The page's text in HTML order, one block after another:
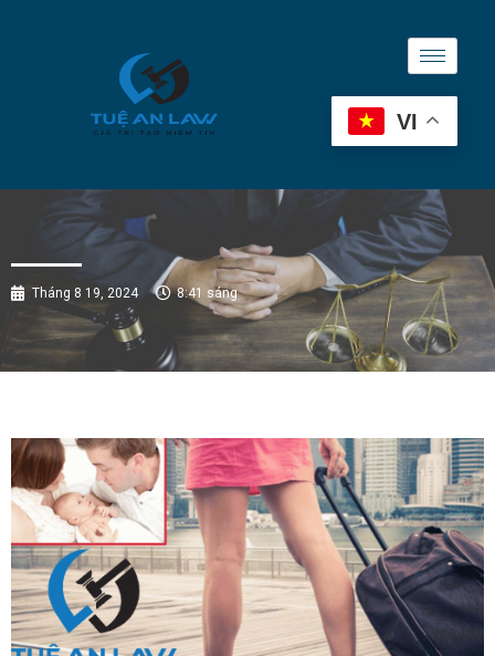
VI
Tháng 8 19, 2024 8:41 sáng